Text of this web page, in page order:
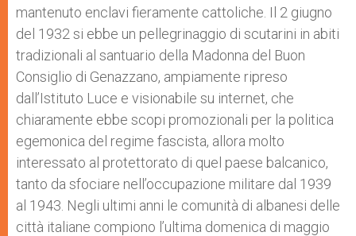
mantenuto enclavi fieramente cattoliche. Il 2 giugno
del 1932 si ebbe un pellegrinaggio di scutarini in abiti
tradizionali al santuario della Madonna del Buon
Consiglio di Genazzano, ampiamente ripreso
dall’Istituto Luce e visionabile su internet, che
chiaramente ebbe scopi promozionali per la politica
egemonica del regime fascista, allora molto
interessato al protettorato di quel paese balcanico,
tanto da sfociare nell’occupazione militare dal 1939
al 1943. Negli ultimi anni le comunità di albanesi delle
città italiane compiono l’ultima domenica di maggio